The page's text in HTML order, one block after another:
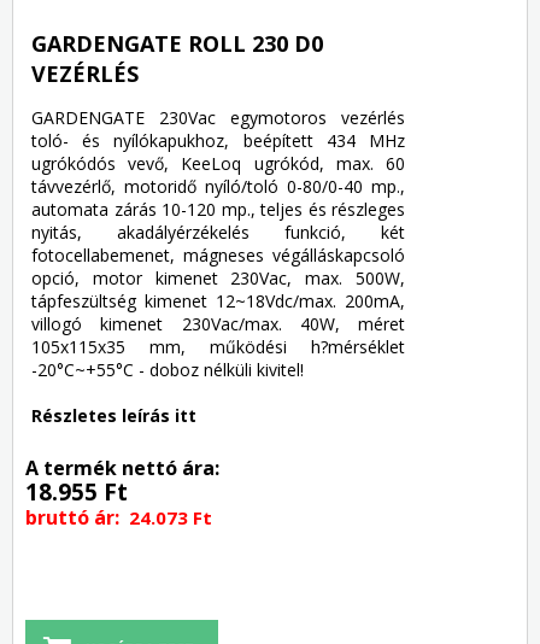
GARDENGATE ROLL 230 D0
VEZÉRLÉS
GARDENGATE 230Vac egymotoros vezérlés
toló- és nyílókapukhoz, beépített 434 MHz
ugrókódós vevő, KeeLoq ugrókód, max. 60
távvezérlő, motoridő nyíló/toló 0-80/0-40 mp.,
automata zárás 10-120 mp., teljes és részleges
nyitás, akadályérzékelés funkció, két
fotocellabemenet, mágneses végálláskapcsoló
opció, motor kimenet 230Vac, max. 500W,
tápfeszültség kimenet 12~18Vdc/max. 200mA,
villogó kimenet 230Vac/max. 40W, méret
105x115x35 mm, működési h?mérséklet
-20°C~+55°C - doboz nélküli kivitel!
Részletes leírás itt
A termék nettó ára:
18.955 Ft
bruttó ár: 24.073 Ft